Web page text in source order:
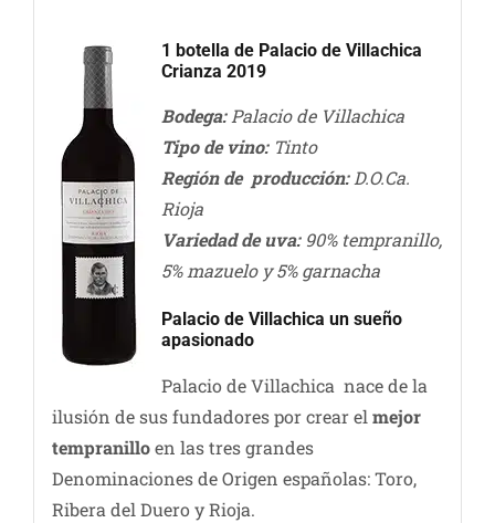
1 botella de Palacio de Villachica
Crianza 2019
Bodega:Palacio de Villachica
Tipo de vino:Tinto
Región de producción:D.O.Ca.
Rioja
Variedad de uva:90% tempranillo,
5% mazuelo y 5% garnacha
Palacio de Villachica un sueño
apasionado
Palacio de Villachica nace de la
ilusión de sus fundadores por crear el mejor
tempranilloen las tres grandes
Denominaciones de Origen españolas: Toro,
Ribera del Duero y Rioja.